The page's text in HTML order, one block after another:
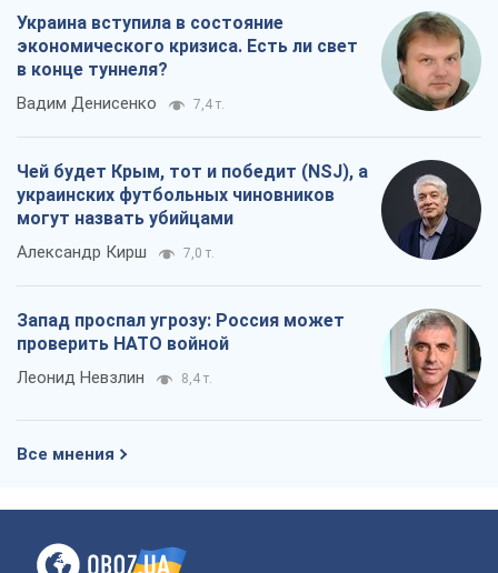
Украина вступила в состояние
экономического кризиса. Есть ли свет
в конце туннеля?
Вадим Денисенко 7,4 т.
Чей будет Крым, тот и победит (NSJ), а
украинских футбольных чиновников
могут назвать убийцами
Александр Кирш 7,0 т.
Запад проспал угрозу: Россия может
проверить НАТО войной
Леонид Невзлин 8,4 т.
Все мнения